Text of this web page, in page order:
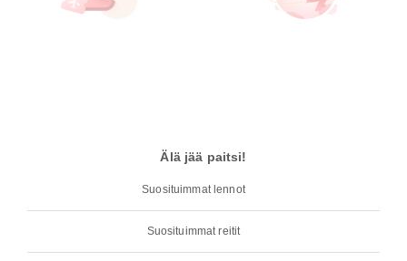
Älä jää paitsi!
Suosituimmat lennot
Suosituimmat reitit